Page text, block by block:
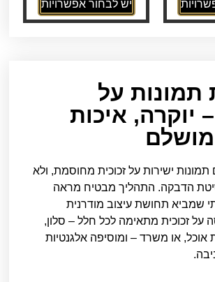
יש לבחור אפשרויות
על
יוקרה, איכות
מושלם
תמונות ישירות על זכוכית מחוסמת, ולא
הדבקה. התהליך מבטיח מראה
שמביא תחושת עיצוב מודרנית
על זכוכית מתאימה לכל חלל – סלון,
אוכל, או משרד – ומוסיפה אלגנטיות